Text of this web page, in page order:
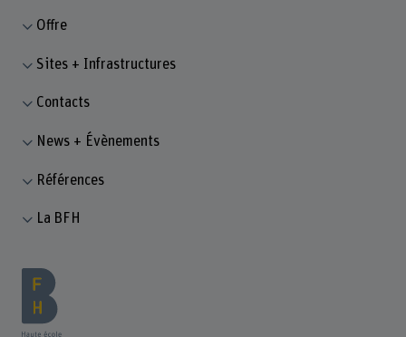
Offre
Sites + Infrastructures
Contacts
News + Évènements
Références
La BFH